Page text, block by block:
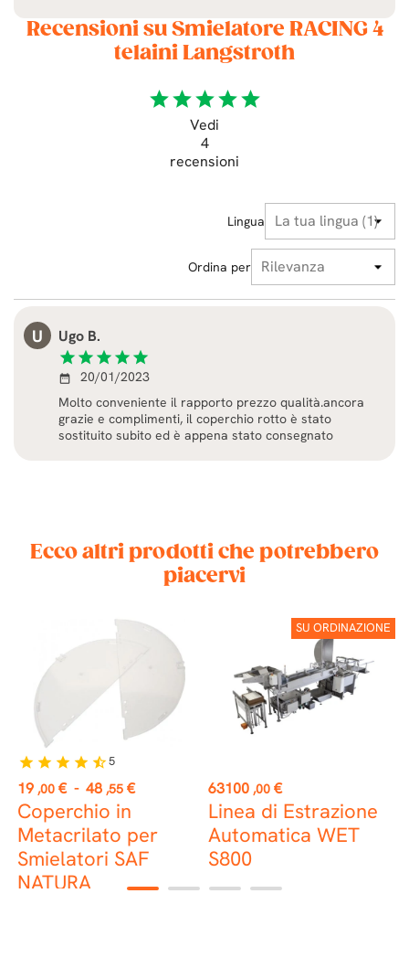
Recensioni su Smielatore RACING 4
telaini Langstroth
starstarstarstarstar
Vedi
4
recensioni
Lingua
Ordina per
U Ugo B.
star star star star star
date_range
20/01/2023
Molto conveniente il rapporto prezzo qualità.ancora
grazie e complimenti, il coperchio rotto è stato
sostituito subito ed è appena stato consegnato
Ecco altri prodotti che potrebbero
piacervi
Prezzo
19 ,00 € - 48 ,55 €
Coperchio in
Metacrilato per
Smielatori SAF
NATURA
star star star star star_half5
SU ORDINAZIONE
Prezzo
63100 ,00 €
Linea di Estrazione
Automatica WET
S800
1 2 3 4